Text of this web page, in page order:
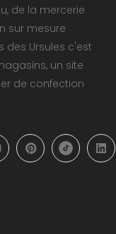
de la mercerie
sur mesure
des Ursules c'est
un site
de confection